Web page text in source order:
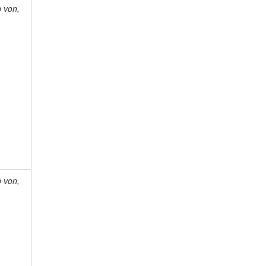
von,
von,